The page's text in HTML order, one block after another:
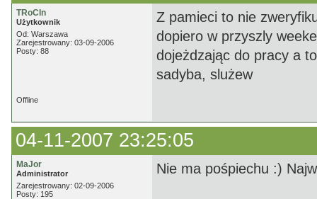
TRoCIn
Użytkownik
Od: Warszawa
Zarejestrowany: 03-09-2006
Posty: 88
Z pamieci to nie
dopiero w przyszly
dojeżdzając do pracy a
sadyba, slużew
Offline
04-11-2007 23:25:05
MaJor
Administrator
Zarejestrowany: 02-09-2006
Posty: 195
Nie ma pośpiechu :)